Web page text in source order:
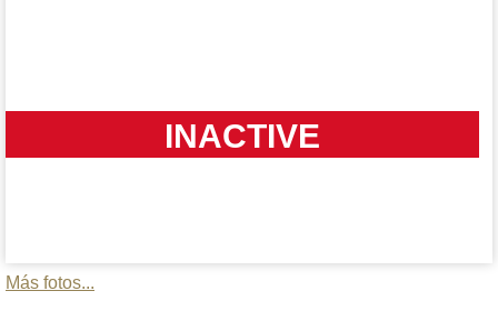
INACTIVE
Más fotos...